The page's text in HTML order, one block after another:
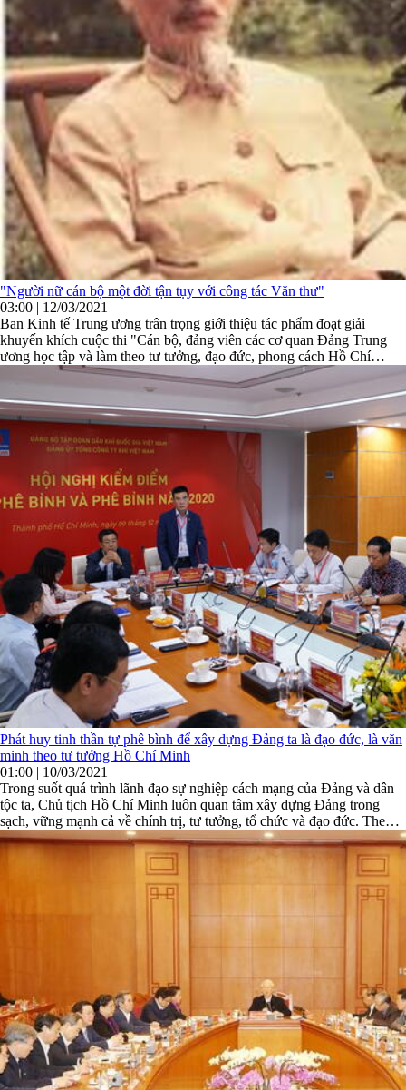
"Người nữ cán bộ một đời tận tụy với công tác Văn thư"
03:00 | 12/03/2021
Ban Kinh tế Trung ương trân trọng giới thiệu tác phẩm đoạt giải
khuyến khích cuộc thi "Cán bộ, đảng viên các cơ quan Đảng Trung
ương học tập và làm theo tư tưởng, đạo đức, phong cách Hồ Chí
Minh". Bài viết của đồng chí Đào Thị Nhung, Ban Kinh tế ...
Phát huy tinh thần tự phê bình để xây dựng Đảng ta là đạo đức, là văn
minh theo tư tưởng Hồ Chí Minh
01:00 | 10/03/2021
Trong suốt quá trình lãnh đạo sự nghiệp cách mạng của Đảng và dân
tộc ta, Chủ tịch Hồ Chí Minh luôn quan tâm xây dựng Đảng trong
sạch, vững mạnh cả về chính trị, tư tưởng, tổ chức và đạo đức. Theo
Chủ tịch Hồ Chí Minh, Đảng phải là đạo đức, là văn ...